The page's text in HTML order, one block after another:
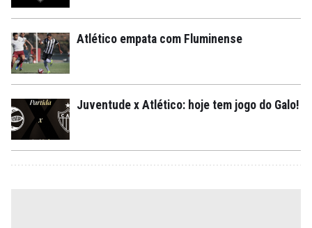
Atlético empata com Fluminense
Juventude x Atlético: hoje tem jogo do Galo!